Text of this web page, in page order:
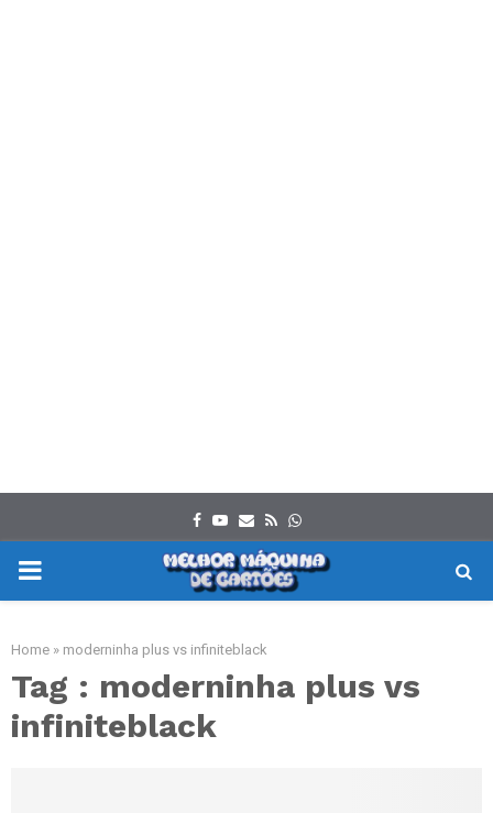
Facebook
Youtube
Email
RssWhatsapp
PRIMARY
Home » moderninha plus vs infiniteblack
Tag : moderninha plus vs
infiniteblack